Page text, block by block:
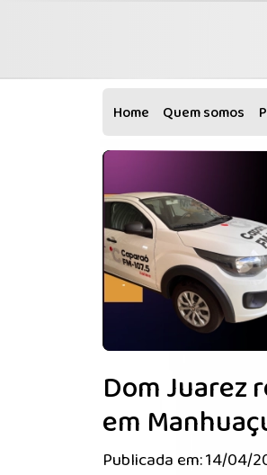
Home Quem somos
Dom Juarez
em
Publicada em: 14/04/